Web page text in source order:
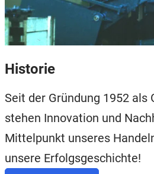
Historie
Seit der Gründung 1952 als
stehen Innovation und
Mittelpunkt unseres
unsere Erfolgsgeschichte!